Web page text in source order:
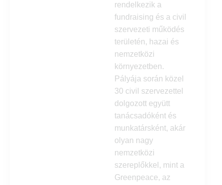
rendelkezik a
fundraising és a civil
szervezeti működés
területén, hazai és
nemzetközi
környezetben.
Pályája során közel
30 civil szervezettel
dolgozott együtt
tanácsadóként és
munkatársként, akár
olyan nagy
nemzetközi
szereplőkkel, mint a
Greenpeace, az